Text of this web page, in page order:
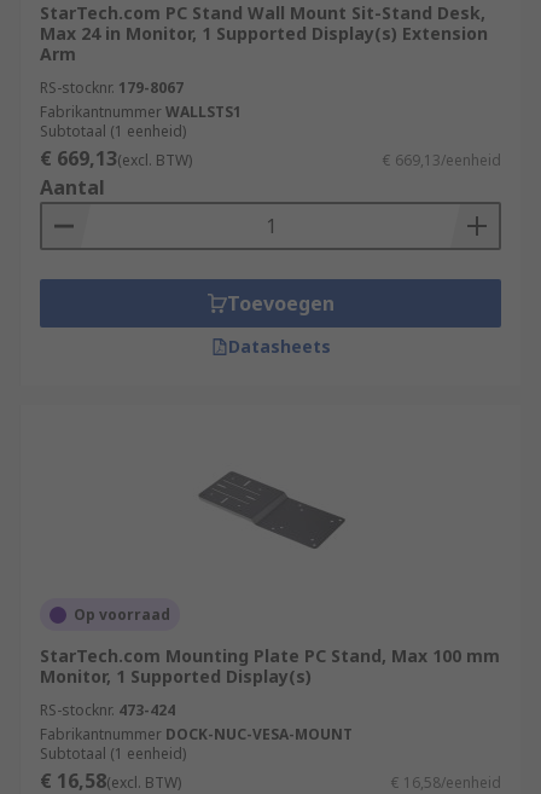
StarTech.com PC Stand Wall Mount Sit-Stand Desk,
Max 24 in Monitor, 1 Supported Display(s) Extension
Arm
RS-stocknr. 179-8067
FabrikantnummerWALLSTS1
Subtotaal (1 eenheid)
€ 669,13(excl. BTW) € 669,13/eenheid
Aantal
Toevoegen
Datasheets
Op voorraad
StarTech.com Mounting Plate PC Stand, Max 100 mm
Monitor, 1 Supported Display(s)
RS-stocknr. 473-424
Fabrikantnummer DOCK-NUC-VESA-MOUNT
Subtotaal (1 eenheid)
€ 16,58(excl. BTW) € 16,58/eenheid